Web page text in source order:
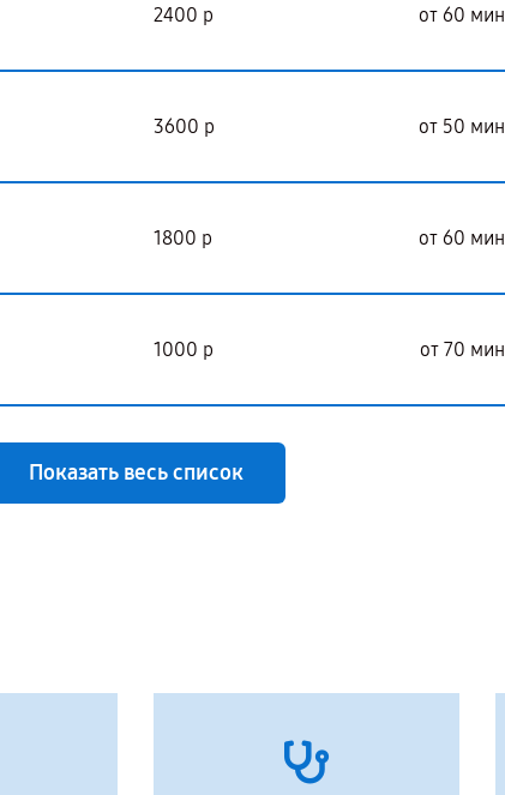
2400 р от 60 мин
3600 р от 50 мин
1800 р от 60 мин
1000 р от 70 мин
Показать весь список